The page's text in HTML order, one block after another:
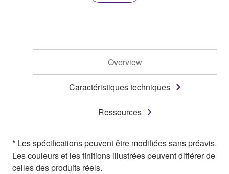
Overview
Caractéristiques techniques
Ressources
* Les spécifications peuvent être modifiées sans préavis.
Les couleurs et les finitions illustrées peuvent différer de
celles des produits réels.